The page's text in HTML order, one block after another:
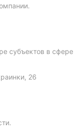
субъектов в сфере
26